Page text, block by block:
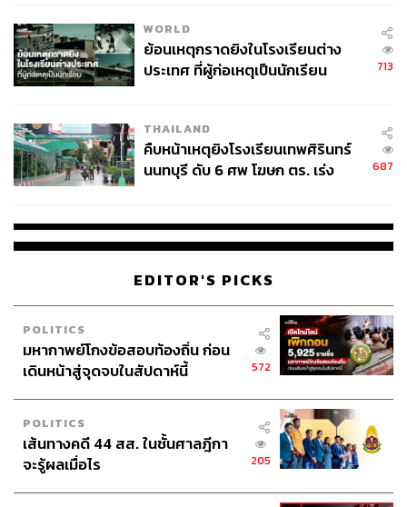
WORLD
ย้อนเหตุกราดยิงในโรงเรียนต่าง
ประเทศ ที่ผู้ก่อเหตุเป็นนักเรียน
713
THAILAND
คืบหน้าเหตุยิงโรงเรียนเทพศิรินทร์
นนทบุรี ดับ 6 ศพ โฆษก ตร. เร่ง
687
EDITOR'S PICKS
POLITICS
มหากาพย์โกงข้อสอบท้องถิ่น ก่อน
เดินหน้าสู่จุดจบในสัปดาห์นี้
572
POLITICS
เส้นทางคดี 44 สส. ในชั้นศาลฎีกา
จะรู้ผลเมื่อไร
205